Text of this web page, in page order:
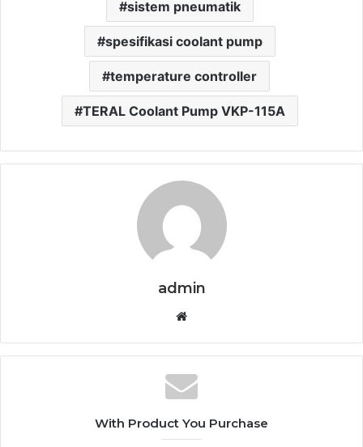
sistem pneumatik
spesifikasi coolant pump
temperature controller
TERAL Coolant Pump VKP-115A
admin
Website
With Product You Purchase